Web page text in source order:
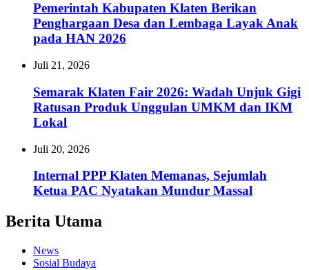
Pemerintah Kabupaten Klaten Berikan
Penghargaan Desa dan Lembaga Layak Anak
pada HAN 2026
Juli 21, 2026
Semarak Klaten Fair 2026: Wadah Unjuk Gigi
Ratusan Produk Unggulan UMKM dan IKM
Lokal
Juli 20, 2026
Internal PPP Klaten Memanas, Sejumlah
Ketua PAC Nyatakan Mundur Massal
Berita Utama
News
Sosial Budaya